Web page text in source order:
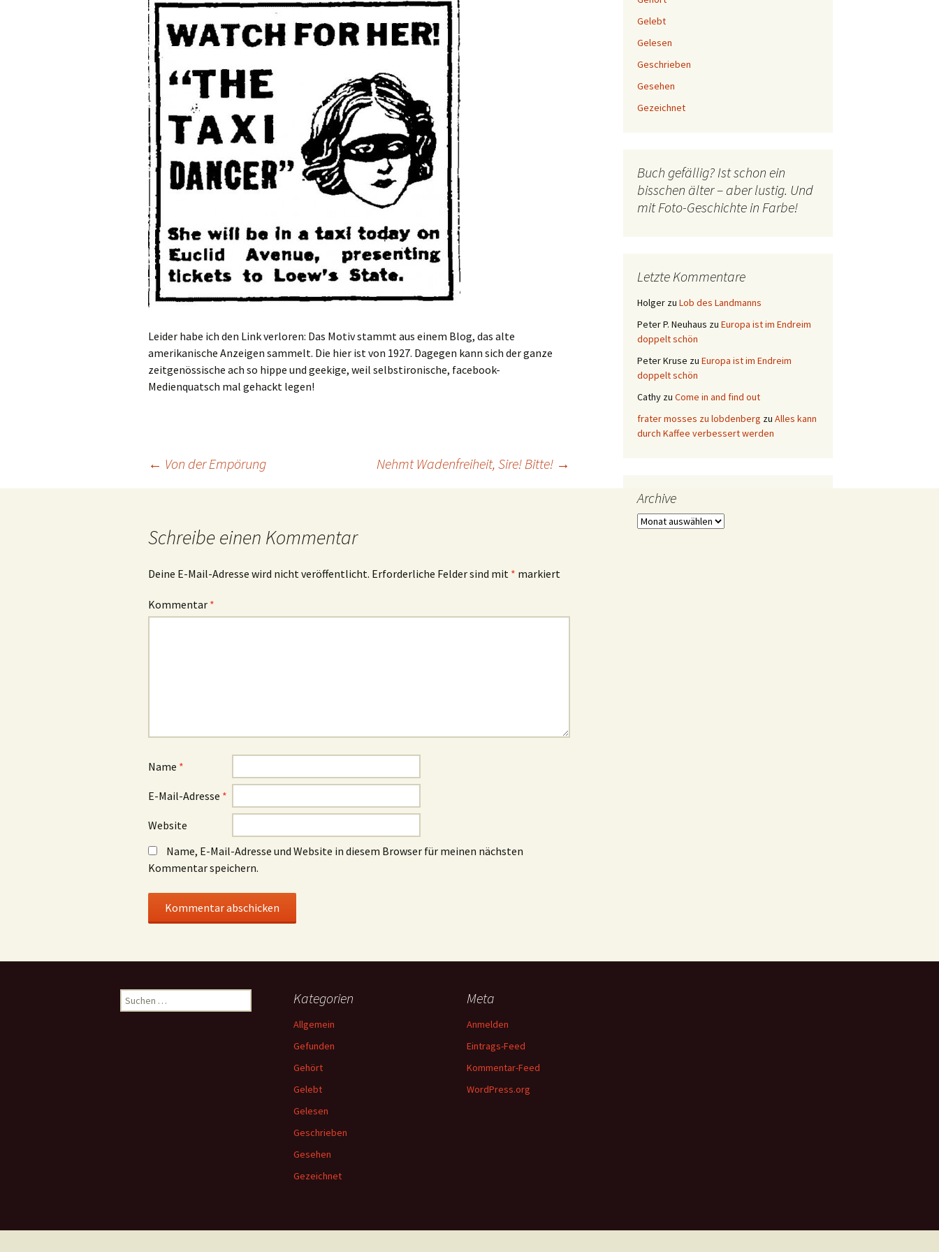
Leider habe ich den Link verloren: Das Motiv stammt aus einem Blog, das alte
amerikanische Anzeigen sammelt. Die hier ist von 1927. Dagegen kann sich der ganze
zeitgenössische ach so hippe und geekige, weil selbstironische, facebook-
Medienquatsch mal gehackt legen!
← Von der Empörung Nehmt Wadenfreiheit, Sire! Bitte! →
Schreibe einen Kommentar
Deine E-Mail-Adresse wird nicht veröffentlicht. Erforderliche Felder sind mit * markiert
Kommentar *
Name *
E-Mail-Adresse *
Website
Name, E-Mail-Adresse und Website in diesem Browser für meinen nächsten
Kommentar speichern.
Gelebt
Gelesen
Geschrieben
Gesehen
Gezeichnet
Buch gefällig? Ist schon ein
bisschen älter – aber lustig. Und
mit Foto-Geschichte in Farbe!
Letzte Kommentare
Holger zu Lob des Landmanns
Peter P. Neuhaus zu Europa ist im Endreim
doppelt schön
Peter Kruse zu Europa ist im Endreim
doppelt schön
Cathy zu Come in and find out
frater mosses zu lobdenberg zu Alles kann
durch Kaffee verbessert werden
Archive
Archive
Suchen
nach:
Kategorien
Allgemein
Gefunden
Gehört
Gelebt
Gelesen
Geschrieben
Gesehen
Gezeichnet
Meta
Anmelden
Eintrags-Feed
Kommentar-Feed
WordPress.org